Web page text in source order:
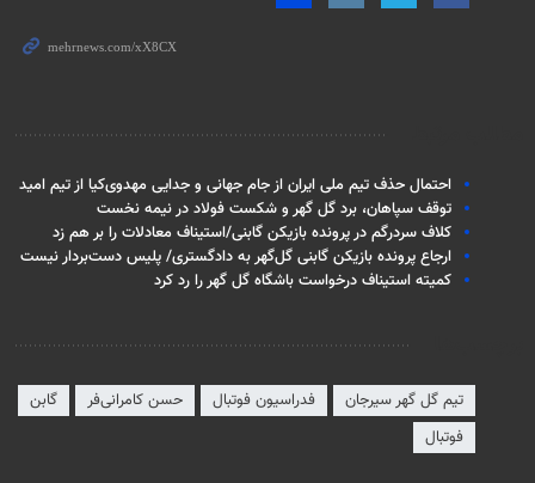
احتمال حذف تیم ملی ایران از جام جهانی و جدایی مهدوی‌کیا از تیم امید
توقف سپاهان، برد گل گهر و شکست فولاد در نیمه نخست
کلاف سردرگم در پرونده بازیکن گابنی/استیناف معادلات را بر هم زد
ارجاع پرونده بازیکن گابنی گل‌گهر به دادگستری/ پلیس دست‌بردار نیست
کمیته استیناف درخواست باشگاه گل گهر را رد کرد
تیم گل گهر سیرجان فدراسیون فوتبال حسن کامرانی‌فر
گابن
فوتبال